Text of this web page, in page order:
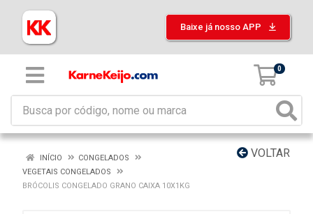
Baixe já nosso APP
0
VOLTAR
INÍCIO
CONGELADOS
VEGETAIS CONGELADOS
BRÓCOLIS CONGELADO GRANO CAIXA 10X1KG